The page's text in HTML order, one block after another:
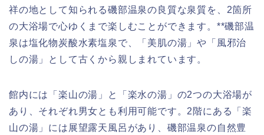
祥の地として知られる磯部温泉の良質な泉質を、2箇所
の大浴場で心ゆくまで楽しむことができます。**磯部温
泉は塩化物炭酸水素塩泉で、「美肌の湯」や「風邪治
しの湯」として古くから親しまれています。
館内には「楽山の湯」と「楽水の湯」の2つの大浴場が
あり、それぞれ男女とも利用可能です。2階にある「楽
山の湯」には展望露天風呂があり、磯部温泉の自然豊